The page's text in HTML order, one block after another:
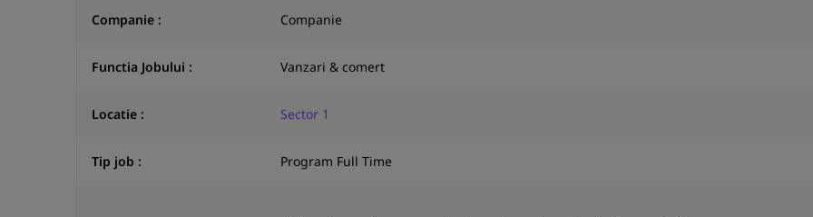
Companie : Companie
Functia Jobului : Vanzari & comert
Locatie : Sector 1
Tip job : Program Full Time